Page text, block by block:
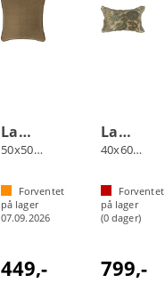
Lama Beja putetrekk
50x50 Kamel
Forventet
på lager
07.09.2026
449,-
Lama Evora putetrekk
40x60 Petrol
Forventet
på lager
(0 dager)
799,-